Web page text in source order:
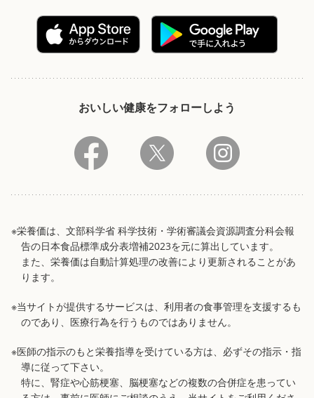
おいしい健康をフォローしよう
※栄養価は、文部科学省 科学技術・学術審議会資源調査分科会報
告の日本食品標準成分表増補2023を元に算出しています。
また、栄養価は自動計算処理の改善により更新されることがあ
ります。
※当サイトが提供するサービスは、利用者の食事管理を支援するも
のであり、医療行為を行うものではありません。
※医師の指示のもと栄養指導を受けている方は、必ずその指示・指
導に従って下さい。
特に、腎症や心筋梗塞、脳梗塞などの複数の合併症を患ってい